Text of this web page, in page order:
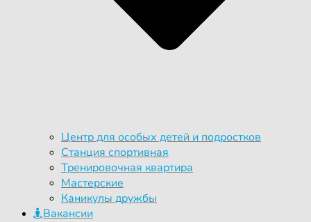
Центр для особых детей и подростков
Станция спортивная
Тренировочная квартира
Мастерские
Каникулы дружбы
Вакансии